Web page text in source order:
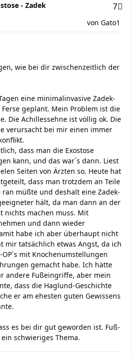
- Zadek
7
von Gato1
wie bei dir zwischenzeitlich der
eine minimalinvasive Zadek-
geplant. Mein Problem ist die
Die Achillessehne ist völlig ok. Die
verursacht bei mir einen immer
dass man die Exostose
kann, und das war´s dann. Liest
Seiten von Ärzten so. Heute hat
dass man trotzdem an Teile
müßte und deshalt eine Zadek-
hält, da man dann an der
nichts machen muss. Mit
und dann wieder
habe ich aber überhaupt nicht
mir tatsächlich etwas Angst, da ich
mit Knochenumstellungen
gemacht habe. Ich hätte
andere Fußeingriffe, aber mein
dass die Haglund-Geschichte
er am ehesten guten Gewissens
es bei dir gut geworden ist. Fuß-
schwieriges Thema.